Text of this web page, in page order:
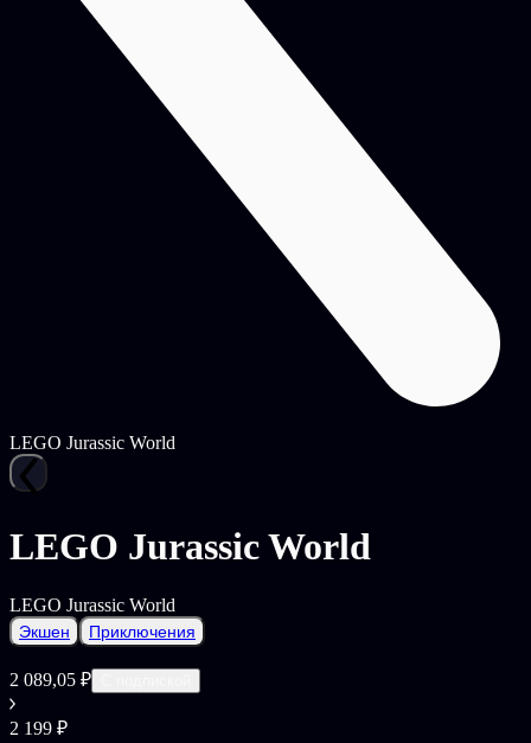
LEGO Jurassic World
LEGO Jurassic World
LEGO Jurassic World
Экшен Приключения
2 089,05 ₽
2 199 ₽